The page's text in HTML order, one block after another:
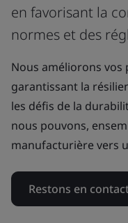
en favorisant la
normes et des
Nous améliorons vos
garantissant la
les défis de la
nous pouvons,
manufacturière vers
Restons en